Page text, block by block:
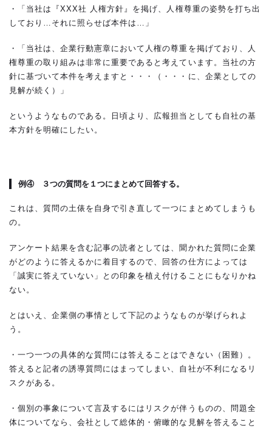
・「当社は『XXX社 人権方針』を掲げ、人権尊重の姿勢を打ち出
しており…それに照らせば本件は…」
・「当社は、企業行動憲章において人権の尊重を掲げており、人
権尊重の取り組みは非常に重要であると考えています。当社の方
針に基づいて本件を考えますと・・・（・・・に、企業としての
見解が続く）」
というようなものである。日頃より、広報担当としても自社の基
本方針を明確にしたい。
例④ ３つの質問を１つにまとめて回答する。
これは、質問の土俵を自身で引き直して一つにまとめてしまうも
の。
アンケート結果を含む記事の読者としては、聞かれた質問に企業
がどのように答えるかに着目するので、回答の仕方によっては
「誠実に答えていない」との印象を植え付けることにもなりかね
ない。
とはいえ、企業側の事情として下記のようなものが挙げられよ
う。
・一つ一つの具体的な質問には答えることはできない（困難）。
答えると記者の誘導質問にはまってしまい、自社が不利になるリ
スクがある。
・個別の事象について言及するにはリスクが伴うものの、問題全
体についてなら、会社として総体的・俯瞰的な見解を答えること